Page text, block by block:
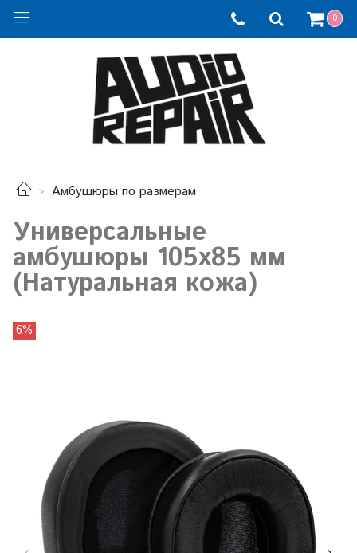
0
Амбушюры по размерам
Универсальные
амбушюры 105х85 мм
(Натуральная кожа)
6%